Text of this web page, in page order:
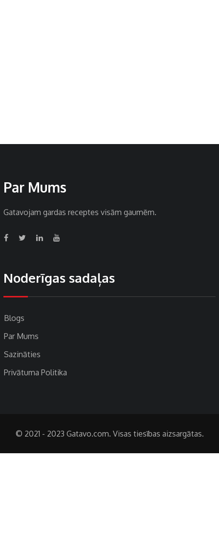
Par Mums
Gatavojam gardas receptes visām gaumēm.
Noderīgas sadaļas
Blogs
Par Mums
Sazināties
Privātuma Politika
© 2021 - 2023 Gatavo.com. Visas tiesības aizsargātas.